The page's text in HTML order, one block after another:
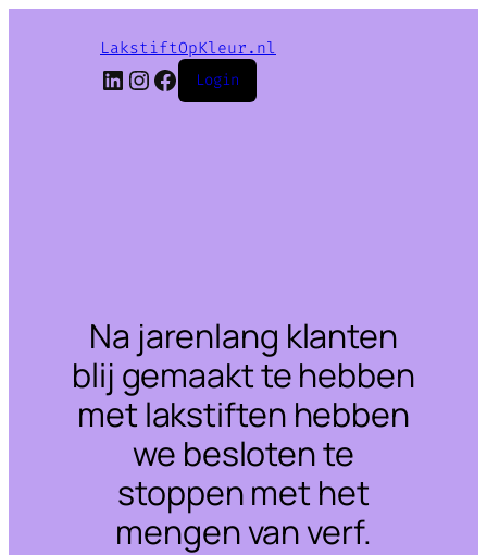
LakstiftOpKleur.nl
LinkedIn
Instagram
Facebook
Login
Na jarenlang klanten
blij gemaakt te hebben
met lakstiften hebben
we besloten te
stoppen met het
mengen van verf.